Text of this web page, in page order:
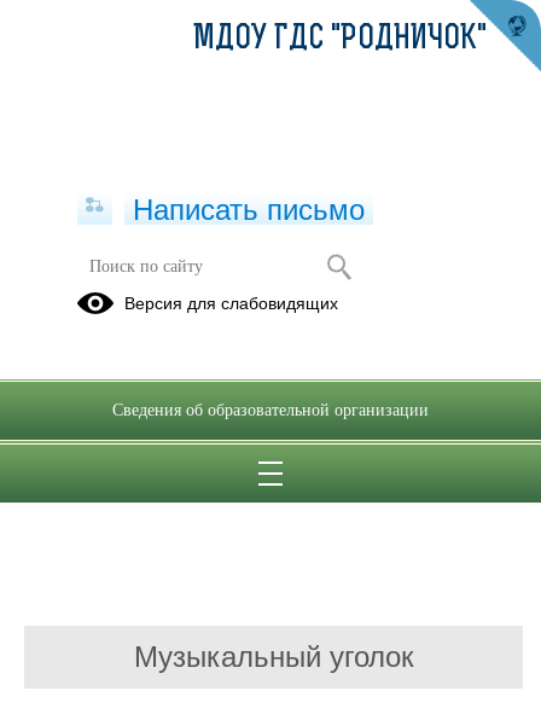
Музыкальный уголок
МДОУ ГДС "РОДНИЧОК"
Написать письмо
Версия для слабовидящих
Сведения об образовательной организации